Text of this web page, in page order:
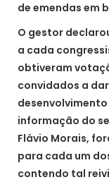
de emendas em
O gestor
a cada
obtiveram
convidados a
informação do
Flávio Morais,
para cada um
contendo tal